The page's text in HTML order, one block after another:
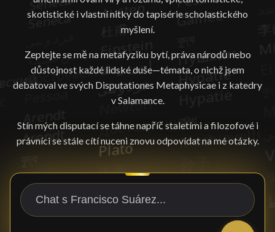
skotistické i vlastní nitky do tapisérie scholastického
myšlení.
Zeptejte se mě na metafyziku bytí, práva národů nebo
důstojnost každé lidské duše—témata, o nichž jsem
debatoval ve svých Disputationes Metaphysicae i z katedry
v Salamance.
Stín mých disputací se táhne napříč staletími a filozofové i
právníci se stále cítí nuceni znovu odpovídat na mé otázky.